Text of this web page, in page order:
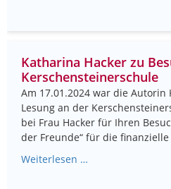
Katharina Hacker zu
Kerschensteinerschule
Am 17.01.2024 war die
Lesung an der
bei Frau Hacker für Ihren
der Freunde“ für die
Weiterlesen …